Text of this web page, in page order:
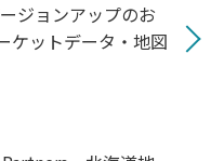
ジョンアップのお
ケットデータ・地図